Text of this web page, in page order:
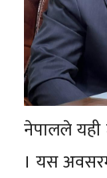
नेपालले
। यस